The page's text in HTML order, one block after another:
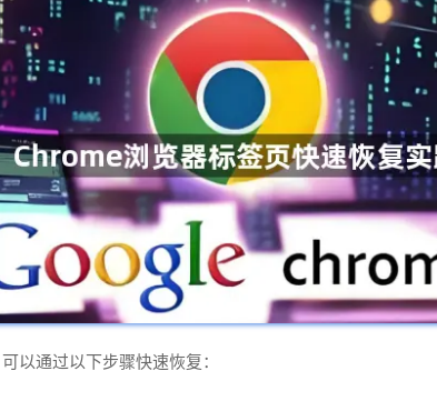
以通过以下步骤快速恢复：